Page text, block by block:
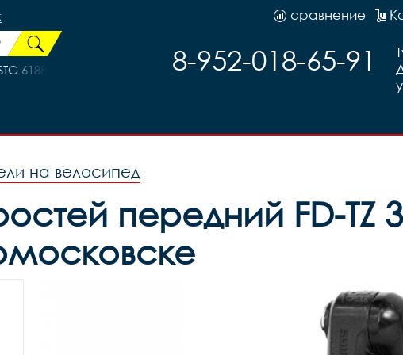
61884 (кожа+лайкра)
сравнение
8-952-018-65-91
на велосипед
передний FD-TZ